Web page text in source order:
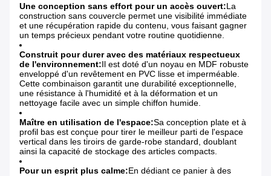
Une conception sans effort pour un accès ouvert:La
construction sans couvercle permet une visibilité immédiate
et une récupération rapide du contenu, vous faisant gagner
un temps précieux pendant votre routine quotidienne.
Construit pour durer avec des matériaux respectueux
de l'environnement:Il est doté d'un noyau en MDF robuste
enveloppé d'un revêtement en PVC lisse et imperméable.
Cette combinaison garantit une durabilité exceptionnelle,
une résistance à l'humidité et à la déformation et un
nettoyage facile avec un simple chiffon humide.
Maître en utilisation de l'espace:Sa conception plate et à
profil bas est conçue pour tirer le meilleur parti de l'espace
vertical dans les tiroirs de garde-robe standard, doublant
ainsi la capacité de stockage des articles compacts.
Pour un esprit plus calme:En dédiant ce panier à des